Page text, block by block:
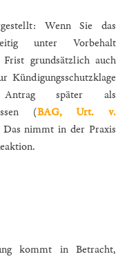
Wenn Sie das
unter Vorbehalt
grundsätzlich auch
Kündigungsschutzklage
später als
(BAG, Urt. v.
nimmt in der Praxis
kommt in Betracht,